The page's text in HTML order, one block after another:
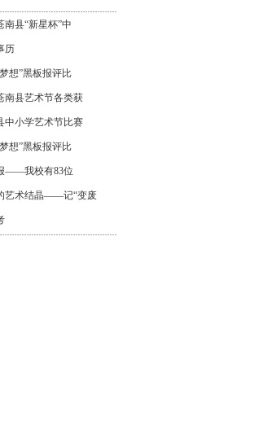
县“新星杯”中
历
想”黑板报评比
县艺术节各类获
中小学艺术节比赛
想”黑板报评比
——我校有83位
艺术结晶——记“变废